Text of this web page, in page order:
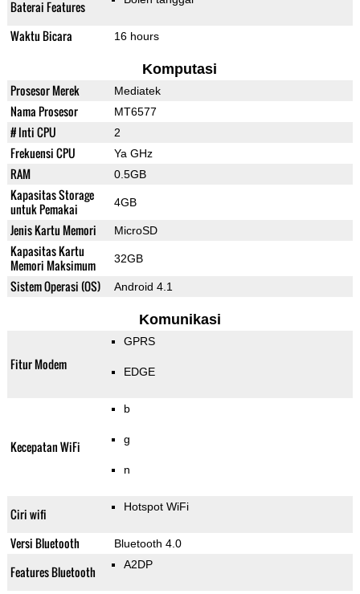
Baterai Features
Waktu Bicara 16 hours
Komputasi
Prosesor Merek Mediatek
Nama Prosesor MT6577
# Inti CPU 2
Frekuensi CPU Ya GHz
RAM 0.5GB
Kapasitas Storage
untuk Pemakai
4GB
Jenis Kartu Memori MicroSD
Kapasitas Kartu
Memori Maksimum
32GB
Sistem Operasi (OS) Android 4.1
Komunikasi
Fitur Modem
GPRS
EDGE
Kecepatan WiFi
b
g
n
Ciri wifi Hotspot WiFi
Versi Bluetooth Bluetooth 4.0
Features Bluetooth A2DP